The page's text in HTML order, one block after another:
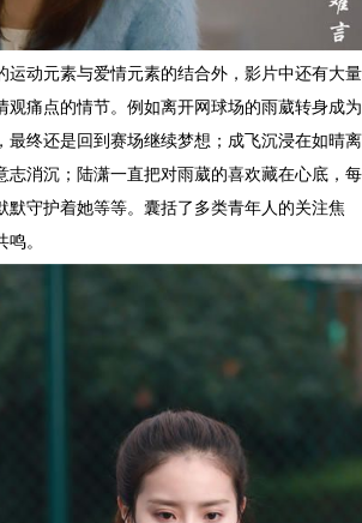
动元素与爱情元素的结合外，影片中还有大量
观痛点的情节。例如离开网球场的雨葳转身成为
最终还是回到赛场继续梦想；成飞沉浸在如晴离
志消沉；陆潇一直把对雨葳的喜欢藏在心底，每
默守护着她等等。囊括了多类青年人的关注焦
。